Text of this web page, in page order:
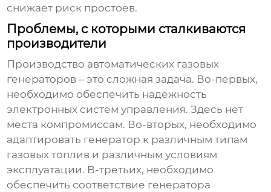
снижает риск простоев.
Проблемы, с которыми сталкиваются
производители
Производство автоматических газовых
генераторов – это сложная задача. Во-первых,
необходимо обеспечить надежность
электронных систем управления. Здесь нет
места компромиссам. Во-вторых, необходимо
адаптировать генератор к различным типам
газовых топлив и различным условиям
эксплуатации. В-третьих, необходимо
обеспечить соответствие генератора